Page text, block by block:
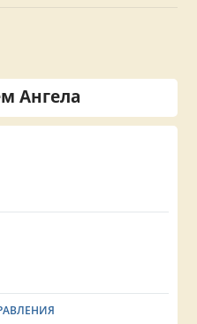
Ангела